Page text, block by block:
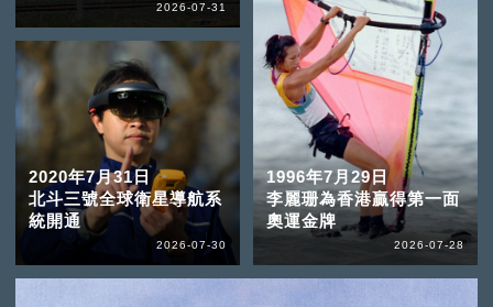
2026-07-31
2020年7月31日
北斗三號全球衛星導航系
統開通
2026-07-30
1996年7月29日
李麗珊為香港贏得第一面
奧運金牌
2026-07-28